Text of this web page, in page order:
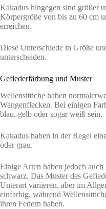
Kakadus hingegen sind größer
Körpergröße von bis zu 60 cm
erreichen.
Diese Unterschiede in Größe
unterscheiden.
Gefiederfärbung und Muster
Wellensittiche haben
Wangenflecken. Bei einigen
blau, gelb oder sogar weiß sein.
Kakadus haben in der Regel
oder grau.
Einige Arten haben jedoch
schwarz. Das Muster des
Unterart variieren, aber im
einfarbig, während
ihren Federn haben.